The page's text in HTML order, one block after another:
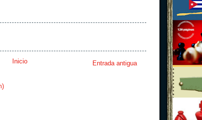
Entrada antigua
Inicio